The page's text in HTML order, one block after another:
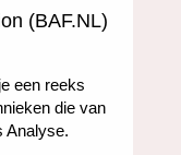
(BAF.NL)
een reeks
die van
Analyse.